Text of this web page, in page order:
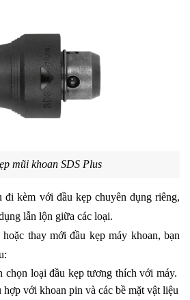
mũi khoan SDS Plus
đi kèm với đầu kẹp chuyên dụng riêng,
lẫn lộn giữa các loại.
thay mới đầu kẹp máy khoan, bạn
chọn loại đầu kẹp tương thích với máy.
với khoan pin và các bề mặt vật liệu